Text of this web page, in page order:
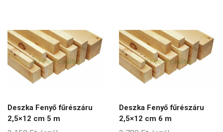
Deszka Fenyő fűrészáru
2,5×12 cm 5 m
Deszka Fenyő fűrészáru
2,5×12 cm 6 m